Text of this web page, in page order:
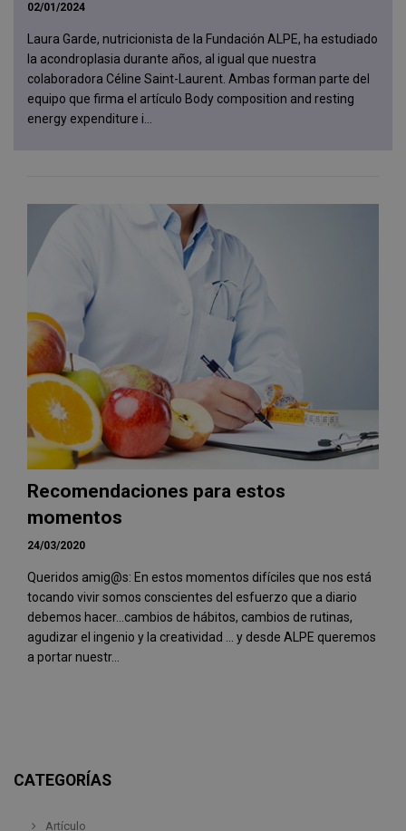
02/01/2024
Laura Garde, nutricionista de la Fundación ALPE, ha estudiado
la acondroplasia durante años, al igual que nuestra
colaboradora Céline Saint-Laurent. Ambas forman parte del
equipo que firma el artículo Body composition and resting
energy expenditure i...
Recomendaciones para estos
momentos
24/03/2020
Queridos amig@s: En estos momentos difíciles que nos está
tocando vivir somos conscientes del esfuerzo que a diario
debemos hacer...cambios de hábitos, cambios de rutinas,
agudizar el ingenio y la creatividad ... y desde ALPE queremos
a portar nuestr...
CATEGORÍAS
Artículo